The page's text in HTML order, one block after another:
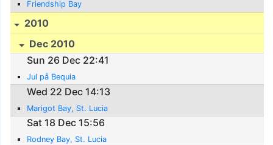
Friendship Bay
2010
Dec 2010
Sun 26 Dec 22:41
Jul på Bequia
Wed 22 Dec 14:13
Marigot Bay, St. Lucia
Sat 18 Dec 15:56
Rodney Bay, St. Lucia